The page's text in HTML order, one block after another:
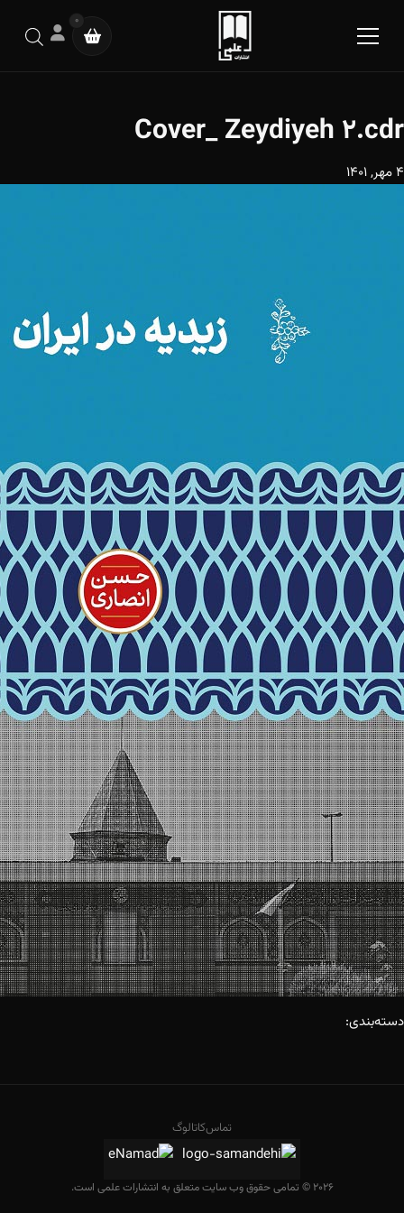
0
Cover_ Zeydiyeh 2.cdr
4 مهر, 1401
دسته‌بندی:
تماسکاتالوگ
2026 © تمامی حقوق وب سایت متعلق به انتشارات علمی است.